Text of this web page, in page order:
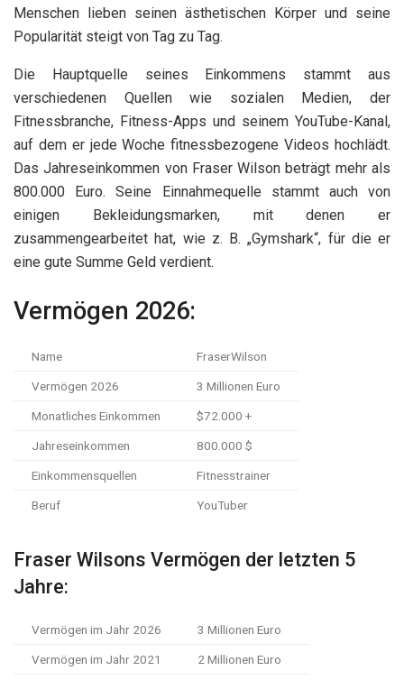
Menschen lieben seinen ästhetischen Körper und seine
Popularität steigt von Tag zu Tag.
Die Hauptquelle seines Einkommens stammt aus
verschiedenen Quellen wie sozialen Medien, der
Fitnessbranche, Fitness-Apps und seinem YouTube-Kanal,
auf dem er jede Woche fitnessbezogene Videos hochlädt.
Das Jahreseinkommen von Fraser Wilson beträgt mehr als
800.000 Euro. Seine Einnahmequelle stammt auch von
einigen Bekleidungsmarken, mit denen er
zusammengearbeitet hat, wie z. B. „Gymshark“, für die er
eine gute Summe Geld verdient.
Vermögen 2026:
Name FraserWilson
Vermögen 2026 3 Millionen Euro
Monatliches Einkommen $72.000 +
Jahreseinkommen 800.000 $
Einkommensquellen Fitnesstrainer
Beruf YouTuber
Fraser Wilsons Vermögen der letzten 5
Jahre:
Vermögen im Jahr 2026 3 Millionen Euro
Vermögen im Jahr 2021 2 Millionen Euro